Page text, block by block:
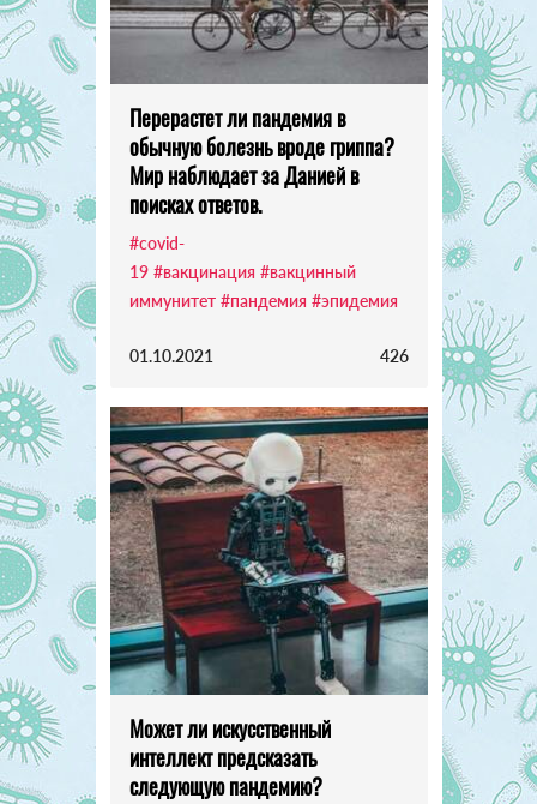
Перерастет ли пандемия в
обычную болезнь вроде гриппа?
Мир наблюдает за Данией в
поисках ответов.
#covid-
19 #вакцинация #вакцинный
иммунитет #пандемия #эпидемия
01.10.2021 426
Может ли искусственный
интеллект предсказать
следующую пандемию?